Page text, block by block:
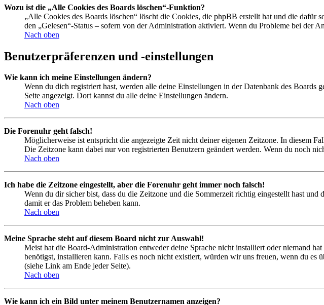
Wozu ist die „Alle Cookies des Boards löschen“-Funktion?
„Alle Cookies des Boards löschen“ löscht die Cookies, die phpBB erstellt hat und die dafür
den „Gelesen“-Status – sofern von der Administration aktiviert. Wenn du Probleme bei der
Nach oben
Benutzerpräferenzen und -einstellungen
Wie kann ich meine Einstellungen ändern?
Wenn du dich registriert hast, werden alle deine Einstellungen in der Datenbank des
Seite angezeigt. Dort kannst du alle deine Einstellungen ändern.
Nach oben
Die Forenuhr geht falsch!
Möglicherweise ist entspricht die angezeigte Zeit nicht deiner eigenen Zeitzone. In diesem
Die Zeitzone kann dabei nur von registrierten Benutzern geändert werden. Wenn du noch
Nach oben
Ich habe die Zeitzone eingestellt, aber die Forenuhr geht immer noch falsch!
Wenn du dir sicher bist, dass du die Zeitzone und die Sommerzeit richtig eingestellt hast
damit er das Problem beheben kann.
Nach oben
Meine Sprache steht auf diesem Board nicht zur Auswahl!
Meist hat die Board-Administration entweder deine Sprache nicht installiert oder niemand
benötigst, installieren kann. Falls es noch nicht existiert, würden wir uns freuen, wenn du
(siehe Link am Ende jeder Seite).
Nach oben
Wie kann ich ein Bild unter meinem Benutzernamen anzeigen?